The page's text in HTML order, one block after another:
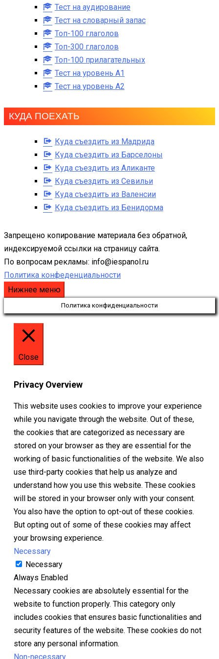
Тест на аудирование
Тест на словарный запас
Топ-100 глаголов
Топ-300 глаголов
Топ-100 прилагательных
Тест на уровень A1
Тест на уровень A2
КУДА ПОЕХАТЬ
Куда съездить из Мадрида
Куда съездить из Барселоны
Куда съездить из Аликанте
Куда съездить из Севильи
Куда съездить из Валенсии
Куда съездить из Бенидорма
Запрещено копирование материала без обратной,
индексируемой ссылки на страницу сайта.
По вопросам рекламы: info@iespanol.ru
Политика конфеденциальности
Нижнее меню
Политика конфиденциальности
Close
Privacy Overview
This website uses cookies to improve your experience
while you navigate through the website. Out of these,
the cookies that are categorized as necessary are
stored on your browser as they are essential for the
working of basic functionalities of the website. We also
use third-party cookies that help us analyze and
understand how you use this website. These cookies
will be stored in your browser only with your consent.
You also have the option to opt-out of these cookies.
But opting out of some of these cookies may affect
your browsing experience.
Necessary
Necessary
Always Enabled
Necessary cookies are absolutely essential for the
website to function properly. This category only
includes cookies that ensures basic functionalities and
security features of the website. These cookies do not
store any personal information.
Non-necessary